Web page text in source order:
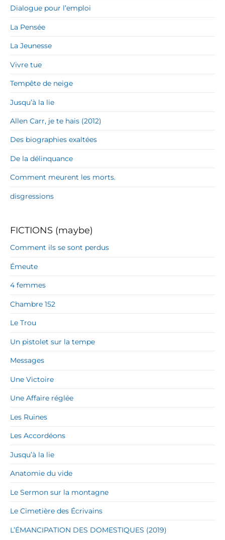
Dialogue pour l’emploi
La Pensée
La Jeunesse
Vivre tue
Tempête de neige
Jusqu’à la lie
Allen Carr, je te hais (2012)
Des biographies exaltées
De la délinquance
Comment meurent les morts.
disgressions
FICTIONS (maybe)
Comment ils se sont perdus
Émeute
4 femmes
Chambre 152
Le Trou
Un pistolet sur la tempe
Messages
Une Victoire
Une Affaire réglée
Les Ruines
Les Accordéons
Jusqu’à la lie
Anatomie du vide
Le Sermon sur la montagne
Le Cimetière des Écrivains
L’ÉMANCIPATION DES DOMESTIQUES (2019)